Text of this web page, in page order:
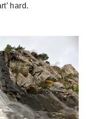
hard.